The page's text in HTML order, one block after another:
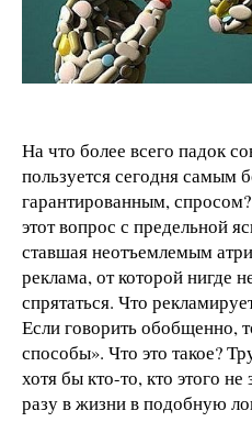
На что более всего падок
пользуется сегодня самым
гарантированным,
этот вопрос с предельной
ставшая неотъемлемым
реклама, от которой нигде
спрятаться. Что
Если говорить обобщенно,
способы». Что это такое?
хотя бы кто-то, кто этого
разу в жизни в подобную